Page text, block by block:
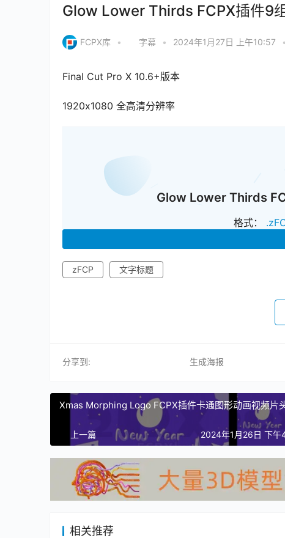
Glow Lower Thirds FCPX插件9
FCPX库 • 字幕 • 2024年1月27日 上午10:57 •
Final Cut Pro X 10.6+版本
1920х1080 全高清分辨率
Glow Lower Thirds
格式：
zFCP 文字标题
分享到: 生成海报
Xmas Morphing Logo FCPX插件卡通图形动画视频片
上一篇 2024年1月26日 下午
相关推荐